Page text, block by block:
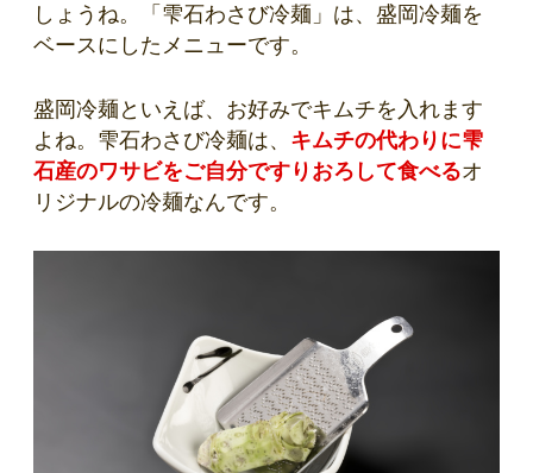
しょうね。「雫石わさび冷麺」は、盛岡冷麺を
ベースにしたメニューです。
盛岡冷麺といえば、お好みでキムチを入れます
よね。雫石わさび冷麺は、 キムチの代わりに雫
石産のワサビをご自分ですりおろして食べるオ
リジナルの冷麺なんです。